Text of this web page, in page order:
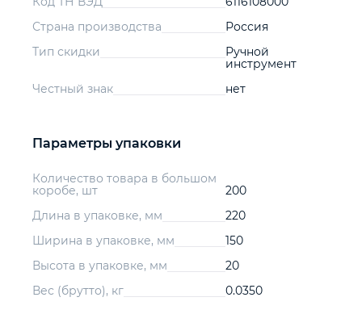
Страна производства
Россия
Тип скидки
Ручной
инструмент
Честный знак
нет
Параметры упаковки
Количество товара в большом
коробе, шт
200
Длина в упаковке, мм
220
Ширина в упаковке, мм
150
Высота в упаковке, мм
20
Вес (брутто), кг
0.0350